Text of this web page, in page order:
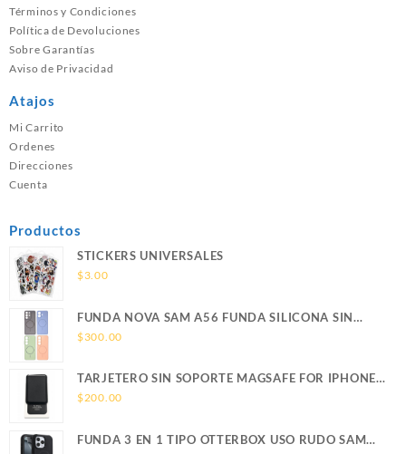
Términos y Condiciones
Política de Devoluciones
Sobre Garantías
Aviso de Privacidad
Atajos
Mi Carrito
Ordenes
Direcciones
Cuenta
Productos
STICKERS UNIVERSALES
$3.00
FUNDA NOVA SAM A56 FUNDA SILICONA SIN
SOPORTE MAGNETICO SAMSUNG
$300.00
TARJETERO SIN SOPORTE MAGSAFE FOR IPHONE
LEATHER WALLET MAGSAFE
$200.00
FUNDA 3 EN 1 TIPO OTTERBOX USO RUDO SAM